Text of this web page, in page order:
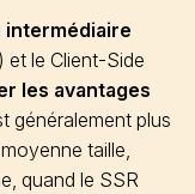
intermédiaire
et le Client-Side
les avantages
généralement plus
taille,
quand le SSR